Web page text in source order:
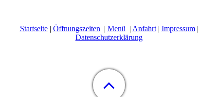
Startseite| Öffnungszeiten | Menü | Anfahrt| Impressum|
Datenschutzerklärung